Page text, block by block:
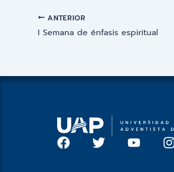
ANTERIOR
I Semana de énfasis espiritual
F
a
T Y I
n